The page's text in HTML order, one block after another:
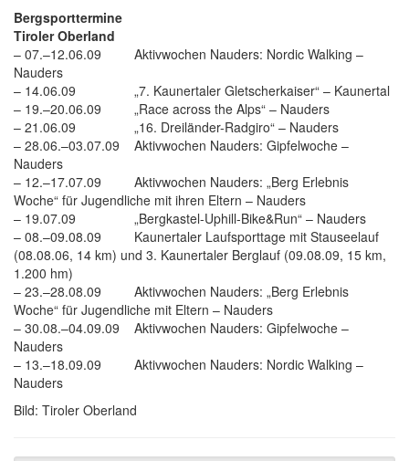
Tiroler Oberland
– 07.–12.06.09 Aktivwochen Nauders: Nordic Walking –
Nauders
– 14.06.09 „7. Kaunertaler Gletscherkaiser“ – Kaunertal
– 19.–20.06.09 „Race across the Alps“ – Nauders
– 21.06.09 „16. Dreiländer-Radgiro“ – Nauders
– 28.06.–03.07.09 Aktivwochen Nauders: Gipfelwoche –
Nauders
– 12.–17.07.09 Aktivwochen Nauders: „Berg Erlebnis
Woche“ für Jugendliche mit ihren Eltern – Nauders
– 19.07.09 „Bergkastel-Uphill-Bike&Run“ – Nauders
– 08.–09.08.09 Kaunertaler Laufsporttage mit Stauseelauf
(08.08.06, 14 km) und 3. Kaunertaler Berglauf (09.08.09, 15 km,
1.200 hm)
– 23.–28.08.09 Aktivwochen Nauders: „Berg Erlebnis
Woche“ für Jugendliche mit Eltern – Nauders
– 30.08.–04.09.09 Aktivwochen Nauders: Gipfelwoche –
Nauders
– 13.–18.09.09 Aktivwochen Nauders: Nordic Walking –
Nauders
Bild: Tiroler Oberland